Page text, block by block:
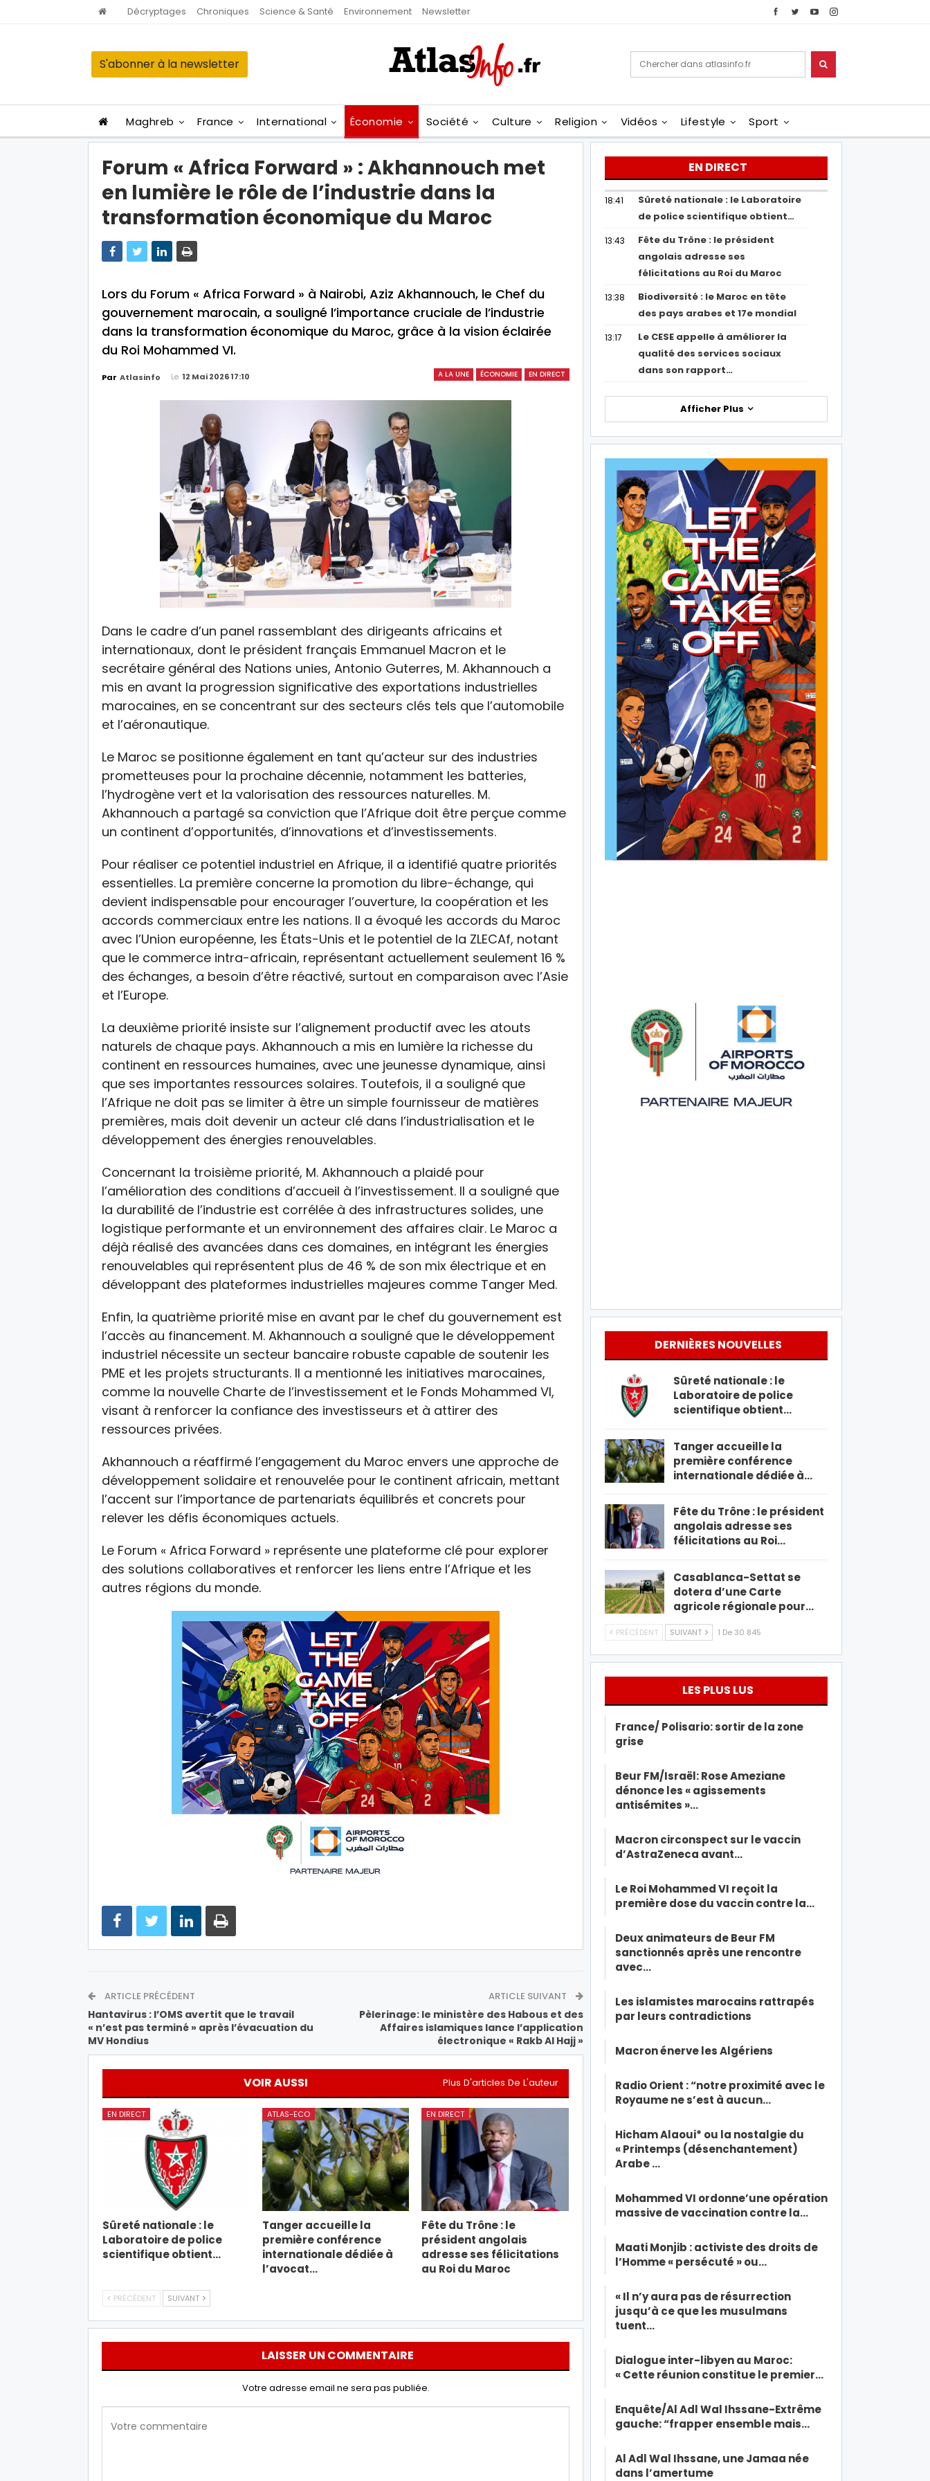
Décryptages Chroniques Science & Santé Environnement Newsletter
S'abonner à la newsletter
Maghreb France International Économie Société Culture Religion Vidéos Lifestyle Sport
Forum « Africa Forward » : Akhannouch met
en lumière le rôle de l’industrie dans la
transformation économique du Maroc
Lors du Forum « Africa Forward » à Nairobi, Aziz Akhannouch, le Chef du
gouvernement marocain, a souligné l’importance cruciale de l’industrie
dans la transformation économique du Maroc, grâce à la vision éclairée
du Roi Mohammed VI.
A LA UNE ÉCONOMIE EN DIRECT
Par Atlasinfo Le 12 Mai 2026 17:10
Dans le cadre d’un panel rassemblant des dirigeants africains et
internationaux, dont le président français Emmanuel Macron et le
secrétaire général des Nations unies, Antonio Guterres, M. Akhannouch a
mis en avant la progression significative des exportations industrielles
marocaines, en se concentrant sur des secteurs clés tels que l’automobile
et l’aéronautique.
Le Maroc se positionne également en tant qu’acteur sur des industries
prometteuses pour la prochaine décennie, notamment les batteries,
l’hydrogène vert et la valorisation des ressources naturelles. M.
Akhannouch a partagé sa conviction que l’Afrique doit être perçue comme
un continent d’opportunités, d’innovations et d’investissements.
Pour réaliser ce potentiel industriel en Afrique, il a identifié quatre priorités
essentielles. La première concerne la promotion du libre-échange, qui
devient indispensable pour encourager l’ouverture, la coopération et les
accords commerciaux entre les nations. Il a évoqué les accords du Maroc
avec l’Union européenne, les États-Unis et le potentiel de la ZLECAf, notant
que le commerce intra-africain, représentant actuellement seulement 16 %
des échanges, a besoin d’être réactivé, surtout en comparaison avec l’Asie
et l’Europe.
La deuxième priorité insiste sur l’alignement productif avec les atouts
naturels de chaque pays. Akhannouch a mis en lumière la richesse du
continent en ressources humaines, avec une jeunesse dynamique, ainsi
que ses importantes ressources solaires. Toutefois, il a souligné que
l’Afrique ne doit pas se limiter à être un simple fournisseur de matières
premières, mais doit devenir un acteur clé dans l’industrialisation et le
développement des énergies renouvelables.
Concernant la troisième priorité, M. Akhannouch a plaidé pour
l’amélioration des conditions d’accueil à l’investissement. Il a souligné que
la durabilité de l’industrie est corrélée à des infrastructures solides, une
logistique performante et un environnement des affaires clair. Le Maroc a
déjà réalisé des avancées dans ces domaines, en intégrant les énergies
renouvelables qui représentent plus de 46 % de son mix électrique et en
développant des plateformes industrielles majeures comme Tanger Med.
Enfin, la quatrième priorité mise en avant par le chef du gouvernement est
l’accès au financement. M. Akhannouch a souligné que le développement
industriel nécessite un secteur bancaire robuste capable de soutenir les
PME et les projets structurants. Il a mentionné les initiatives marocaines,
comme la nouvelle Charte de l’investissement et le Fonds Mohammed VI,
visant à renforcer la confiance des investisseurs et à attirer des
ressources privées.
Akhannouch a réaffirmé l’engagement du Maroc envers une approche de
développement solidaire et renouvelée pour le continent africain, mettant
l’accent sur l’importance de partenariats équilibrés et concrets pour
relever les défis économiques actuels.
Le Forum « Africa Forward » représente une plateforme clé pour explorer
des solutions collaboratives et renforcer les liens entre l’Afrique et les
autres régions du monde.
ARTICLE PRÉCÉDENT
Hantavirus : l’OMS avertit que le travail
« n’est pas terminé » après l’évacuation du
MV Hondius
ARTICLE SUIVANT
Pèlerinage: le ministère des Habous et des
Affaires islamiques lance l’application
électronique « Rakb Al Hajj »
VOIR AUSSI Plus D'articles De L'auteur
EN DIRECT
Sûreté nationale : le
Laboratoire de police
scientifique obtient…
ATLAS-ECO
Tanger accueille la
première conférence
internationale dédiée à
l’avocat…
EN DIRECT
Fête du Trône : le
président angolais
adresse ses félicitations
au Roi du Maroc
PRÉCÉDENT SUIVANT
LAISSER UN COMMENTAIRE
Votre adresse email ne sera pas publiée.
EN DIRECT
18:41
Sûreté nationale : le Laboratoire
de police scientifique obtient…
13:43
Fête du Trône : le président
angolais adresse ses
félicitations au Roi du Maroc
13:38
Biodiversité : le Maroc en tête
des pays arabes et 17e mondial
13:17
Le CESE appelle à améliorer la
qualité des services sociaux
dans son rapport…
Afficher Plus
DERNIÈRES NOUVELLES
Sûreté nationale : le
Laboratoire de police
scientifique obtient…
Tanger accueille la
première conférence
internationale dédiée à…
Fête du Trône : le président
angolais adresse ses
félicitations au Roi…
Casablanca-Settat se
dotera d’une Carte
agricole régionale pour…
PRÉCÉDENT SUIVANT 1 De 30 845
LES PLUS LUS
France/ Polisario: sortir de la zone
grise
Beur FM/Israël: Rose Ameziane
dénonce les « agissements
antisémites »…
Macron circonspect sur le vaccin
d’AstraZeneca avant…
Le Roi Mohammed VI reçoit la
première dose du vaccin contre la…
Deux animateurs de Beur FM
sanctionnés après une rencontre
avec…
Les islamistes marocains rattrapés
par leurs contradictions
Macron énerve les Algériens
Radio Orient : “notre proximité avec le
Royaume ne s’est à aucun…
Hicham Alaoui* ou la nostalgie du
« Printemps (désenchantement)
Arabe …
Mohammed VI ordonne’une opération
massive de vaccination contre la…
Maati Monjib : activiste des droits de
l’Homme « persécuté » ou…
« Il n’y aura pas de résurrection
jusqu’à ce que les musulmans
tuent…
Dialogue inter-libyen au Maroc:
« Cette réunion constitue le premier…
Enquête/Al Adl Wal Ihssane-Extrême
gauche: “frapper ensemble mais…
Al Adl Wal Ihssane, une Jamaa née
dans l’amertume